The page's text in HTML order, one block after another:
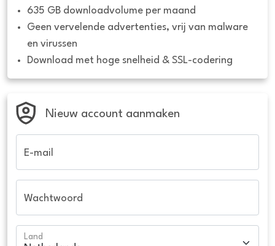
635 GB downloadvolume per maand
Geen vervelende advertenties, vrij van malware
en virussen
Download met hoge snelheid & SSL-codering
Nieuw account aanmaken
E-mail
Wachtwoord
Land